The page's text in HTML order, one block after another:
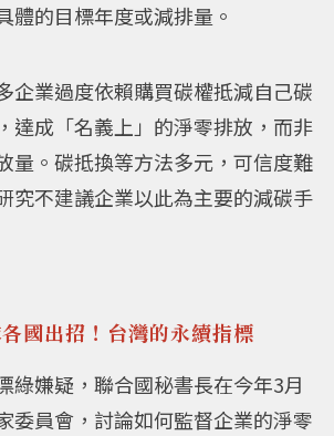
體的目標年度或減排量。
企業過度依賴購買碳權抵減自己碳
達成「名義上」的淨零排放，而非
量。碳抵換等方法多元，可信度難
究不建議企業以此為主要的減碳手
國出招！台灣的永續指標
綠嫌疑，聯合國秘書長在今年3月
委員會，討論如何監督企業的淨零